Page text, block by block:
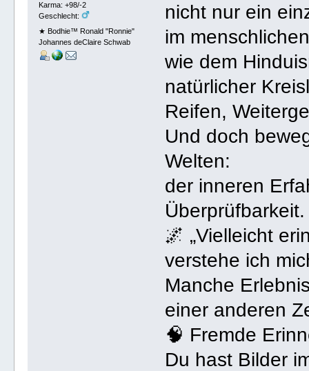
Karma: +98/-2
Geschlecht:
★ Bodhie™ Ronald "Ronnie"
Johannes deClaire Schwab
nicht nur ein
im
wie dem
natürlicher
Reifen,
Und doch
Welten:
der inneren
Überprüfbarkeit.
🌌 „Vielleicht
verstehe ich
Manche
einer anderen
🧠 Fremde
Du hast Bilder